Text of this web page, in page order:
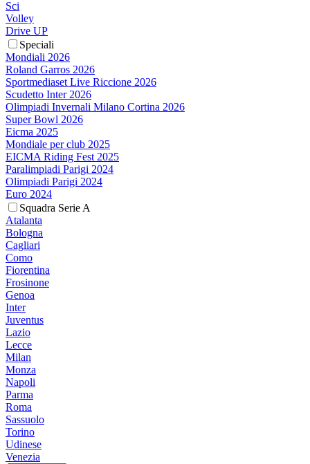
Sci
Volley
Drive UP
Speciali
Mondiali 2026
Roland Garros 2026
Sportmediaset Live Riccione 2026
Scudetto Inter 2026
Olimpiadi Invernali Milano Cortina 2026
Super Bowl 2026
Eicma 2025
Mondiale per club 2025
EICMA Riding Fest 2025
Paralimpiadi Parigi 2024
Olimpiadi Parigi 2024
Euro 2024
Squadra Serie A
Atalanta
Bologna
Cagliari
Como
Fiorentina
Frosinone
Genoa
Inter
Juventus
Lazio
Lecce
Milan
Monza
Napoli
Parma
Roma
Sassuolo
Torino
Udinese
Venezia